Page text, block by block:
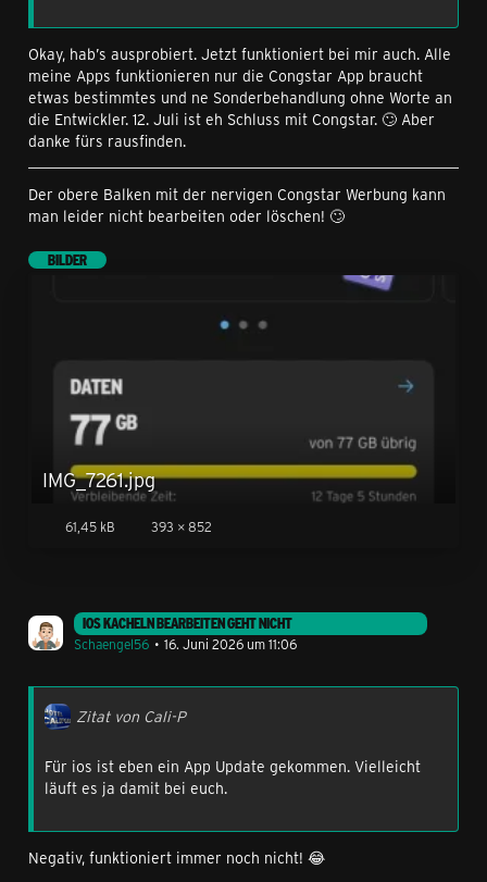
können entweder auf die volle Breite der App ausweiten
oder auf die Hälfte reduzieren.
Okay, hab’s ausprobiert. Jetzt funktioniert bei mir auch. Alle
meine Apps funktionieren nur die Congstar App braucht
etwas bestimmtes und ne Sonderbehandlung ohne Worte an
die Entwickler. 12. Juli ist eh Schluss mit Congstar. 🙄 Aber
danke fürs rausfinden.
Der obere Balken mit der nervigen Congstar Werbung kann
man leider nicht bearbeiten oder löschen! 🙄
BILDER
IMG_7261.jpg
61,45 kB 393 × 852
IOS KACHELN BEARBEITEN GEHT NICHT
Schaengel56
16. Juni 2026 um 11:06
Zitat von Cali-P
Für ios ist eben ein App Update gekommen. Vielleicht
läuft es ja damit bei euch.
Negativ, funktioniert immer noch nicht! 😂